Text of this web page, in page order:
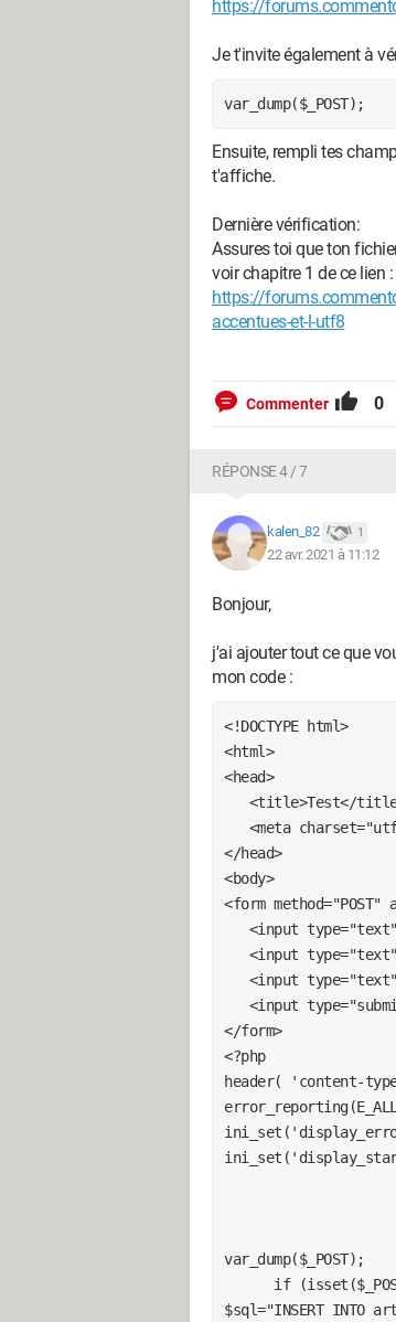
https://
Je t'invite également à
Ensuite, rempli tes
t'affiche.
Dernière vérification:
Assures toi que ton
voir chapitre 1 de ce lien :
https://
accentues-et-l-utf8
Commenter 0
RÉPONSE 4 / 7
kalen_82 1
22 avr. 2021 à 11:12
Bonjour,
j'ai ajouter tout ce que
mon code :
<!DOCTYPE html>
<html>
<head>
</head>
<body>
<form
</form>
<?php
header( 'content-
var_dump($_POST);
$sql="INSERT